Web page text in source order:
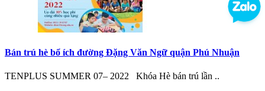
Bán trú hè bổ ích đường Đặng Văn Ngữ quận Phú Nhuận
TENPLUS SUMMER 07– 2022 Khóa Hè bán trú lần ..